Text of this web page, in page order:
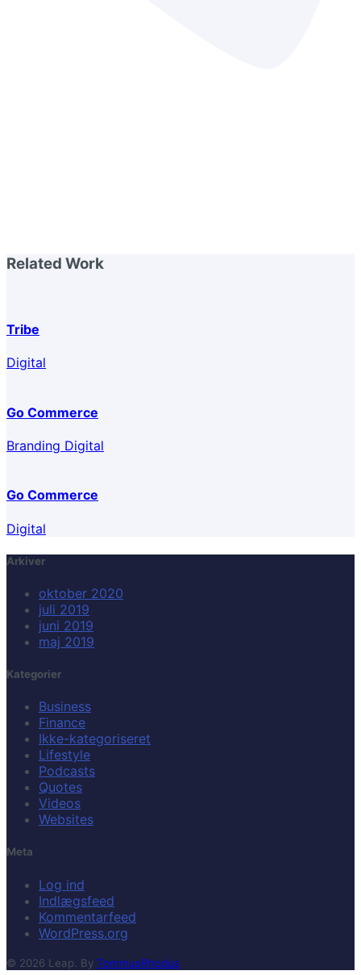
Related Work
Tribe
Digital
Go Commerce
Branding Digital
Go Commerce
Digital
Arkiver
oktober 2020
juli 2019
juni 2019
maj 2019
Kategorier
Business
Finance
Ikke-kategoriseret
Lifestyle
Podcasts
Quotes
Videos
Websites
Meta
Log ind
Indlægsfeed
Kommentarfeed
WordPress.org
© 2026 Leap. By TommusRhodus